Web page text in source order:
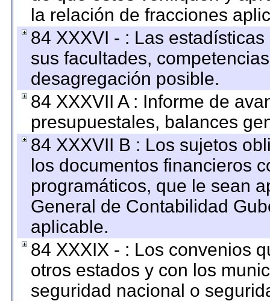
la relación de fracciones
84 XXXVI - : Las
sus facultades,
desagregación posible.
84 XXXVII A : Informe de
presupuestales, balances
84 XXXVII B : Los sujetos
los documentos financieros
programáticos, que le sean
General de Contabilidad
aplicable.
84 XXXIX - : Los convenios
otros estados y con los
seguridad nacional o